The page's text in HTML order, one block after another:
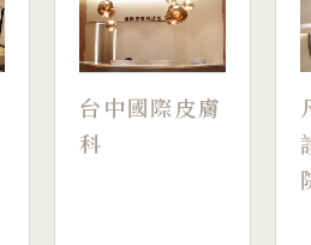
台中國際皮膚
科